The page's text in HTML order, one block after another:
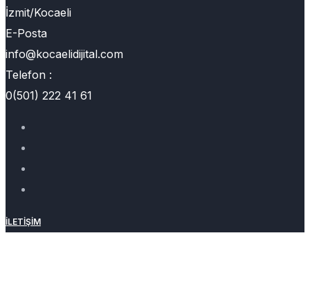
İzmit/Kocaeli
E-Posta
info@kocaelidijital.com
Telefon :
0(501) 222 41 61
İLETIŞIM